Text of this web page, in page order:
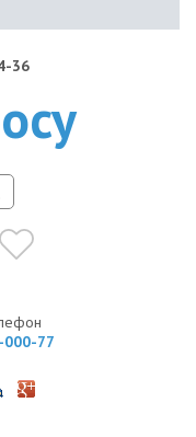
36
000-77